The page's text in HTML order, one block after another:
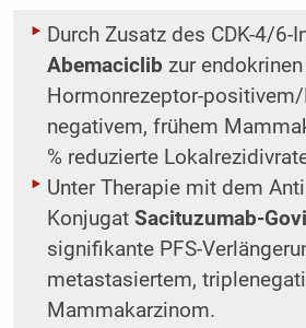
Durch Zusatz des CDK-4/6-
Abemaciclib zur
Hormonrezeptor-­positivem/
negativem, frühem
% reduzierte
Unter Therapie mit dem
Konjugat Sacituzumab-
signifikante PFS-
metastasiertem,
Mammakarzinom.